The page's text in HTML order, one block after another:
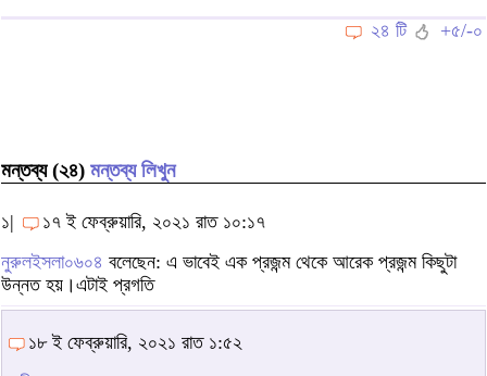
২৪ টি
+৫/-০
মন্তব্য (২৪) মন্তব্য লিখুন
১|
১৭ ই ফেব্রুয়ারি, ২০২১ রাত ১০:১৭
নুরুলইসলা০৬০৪ বলেছেন: এ ভাবেই এক প্রজন্ম থেকে আরেক প্রজন্ম কিছুটা
উন্নত হয়।এটাই প্রগতি
১৮ ই ফেব্রুয়ারি, ২০২১ রাত ১:৫২